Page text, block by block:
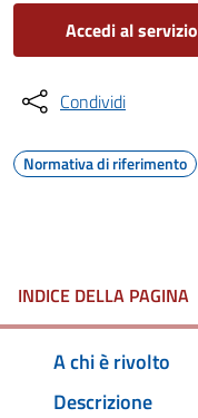
Accedi al servizio
Condividi
Normativa di riferimento
INDICE DELLA PAGINA
A chi è rivolto
Descrizione